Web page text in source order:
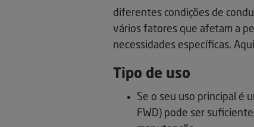
diferentes condições de
vários fatores que afetam a
necessidades específicas.
Tipo de uso
Se o seu uso principal é
FWD) pode ser